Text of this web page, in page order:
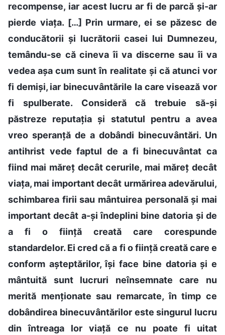
recompense, iar acest lucru ar fi de parcă și-ar
pierde viața. […] Prin urmare, ei se păzesc de
conducătorii și lucrătorii casei lui Dumnezeu,
temându-se că cineva îi va discerne sau îi va
vedea așa cum sunt în realitate și că atunci vor
fi demiși, iar binecuvântările la care visează vor
fi spulberate. Consideră că trebuie să-și
păstreze reputația și statutul pentru a avea
vreo speranță de a dobândi binecuvântări. Un
antihrist vede faptul de a fi binecuvântat ca
fiind mai măreț decât cerurile, mai măreț decât
viața, mai important decât urmărirea adevărului,
schimbarea firii sau mântuirea personală și mai
important decât a-și îndeplini bine datoria și de
a fi o ființă creată care corespunde
standardelor. Ei cred că a fi o ființă creată care e
conform așteptărilor, își face bine datoria și e
mântuită sunt lucruri neînsemnate care nu
merită menționate sau remarcate, în timp ce
dobândirea binecuvântărilor este singurul lucru
din întreaga lor viață ce nu poate fi uitat